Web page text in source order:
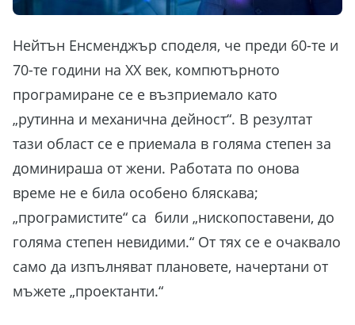
Нейтън Енсменджър споделя, че преди 60-те и
70-те години на ХХ век, компютърното
програмиране се е възприемало като
„рутинна и механична дейност“. В резултат
тази област се е приемала в голяма степен за
доминираша от жени. Работата по онова
време не е била особено бляскава;
„програмистите“ са били „нископоставени, до
голяма степен невидими.“ От тях се е очаквало
само да изпълняват плановете, начертани от
мъжете „проектанти.“